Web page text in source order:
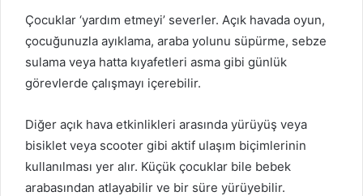
Çocuklar ‘yardım etmeyi’ severler. Açık havada oyun,
çocuğunuzla ayıklama, araba yolunu süpürme, sebze
sulama veya hatta kıyafetleri asma gibi günlük
görevlerde çalışmayı içerebilir.
Diğer açık hava etkinlikleri arasında yürüyüş veya
bisiklet veya scooter gibi aktif ulaşım biçimlerinin
kullanılması yer alır. Küçük çocuklar bile bebek
arabasından atlayabilir ve bir süre yürüyebilir.